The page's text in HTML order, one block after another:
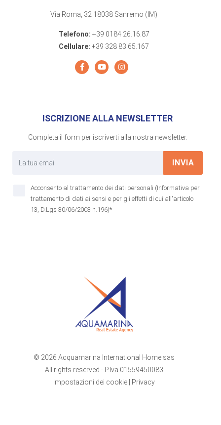
© 2026 Acquamarina International Home sas
All rights reserved - P.Iva 01559450083
Impostazioni dei cookie| Privacy
Via Roma, 32 18038 Sanremo (IM)
Telefono: +39 0184 26.16.87
Cellulare: +39 328 83.65.167
ISCRIZIONE ALLA NEWSLETTER
Completa il form per iscriverti alla nostra newsletter.
INVIA
Acconsento al trattamento dei dati personali (Informativa per
trattamento di dati ai sensi e per gli effetti di cui all'articolo
13, D.Lgs 30/06/2003 n.196)*